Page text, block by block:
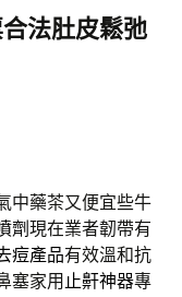
鍵
字:
法肚皮鬆弛
中藥茶又便宜些牛
劑現在業者韌帶有
痘產品有效溫和抗
塞家用 止鼾神器專